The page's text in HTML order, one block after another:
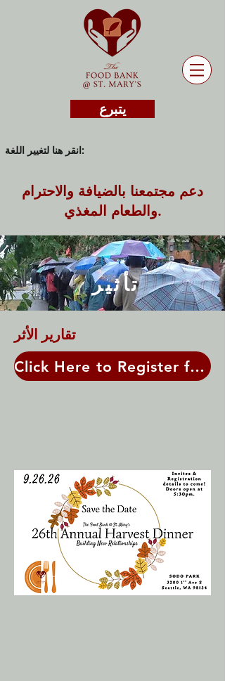
يتبرع
انقر هنا لتغيير اللغة:
دعم مجتمعنا بالضيافة والاحترام
والطعام المغذي.
تأثير
تقارير الأثر
Click Here to Register for Harvest Dinner